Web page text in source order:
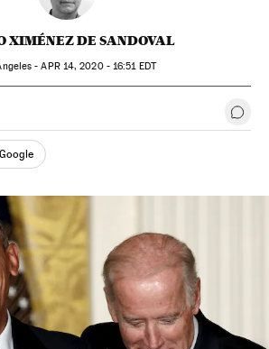
XIMÉNEZ DE SANDOVAL
-APR14, 2020 - 16:51EDT
en TwitterRedes Sociales